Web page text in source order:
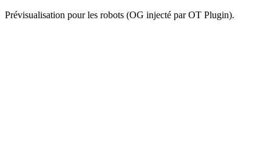
Prévisualisation pour les robots (OG injecté par OT Plugin).